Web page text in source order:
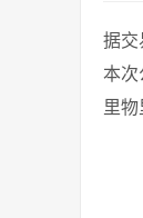
据交
本次
里